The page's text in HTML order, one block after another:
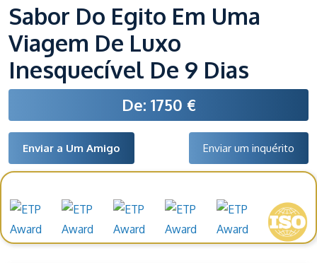
Sabor Do Egito Em Uma
Viagem De Luxo
Inesquecível De 9 Dias
De: 1750 €
Enviar a Um Amigo Enviar um inquérito